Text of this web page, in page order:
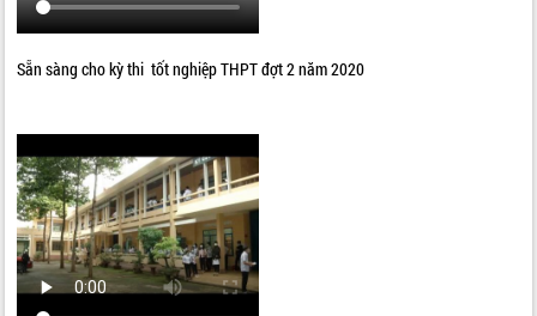
Sẵn sàng cho kỳ thi tốt nghiệp THPT đợt 2 năm 2020